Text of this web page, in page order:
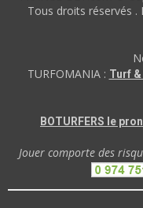
Tous droits réservés .
TURFOMANIA : Turf
BOTURFERS le
Jouer comporte des